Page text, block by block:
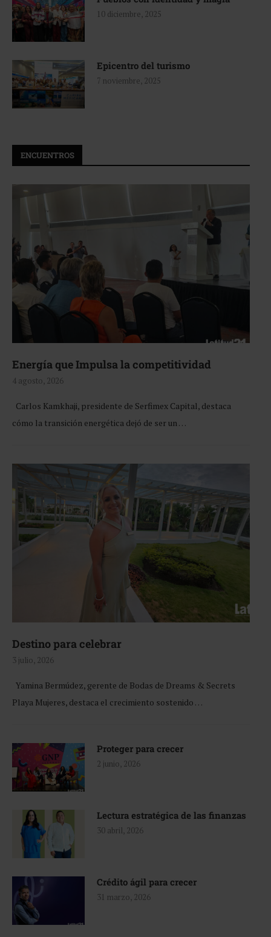
10 diciembre, 2025
Epicentro del turismo
7 noviembre, 2025
ENCUENTROS
Energía que Impulsa la competitividad
4 agosto, 2026
Carlos Kamkhaji, presidente de Serfimex Capital, destaca
cómo la transición energética dejó de ser un …
Destino para celebrar
3 julio, 2026
Yamina Bermúdez, gerente de Bodas de Dreams & Secrets
Playa Mujeres, destaca el crecimiento sostenido …
Proteger para crecer
2 junio, 2026
Lectura estratégica de las finanzas
30 abril, 2026
Crédito ágil para crecer
31 marzo, 2026